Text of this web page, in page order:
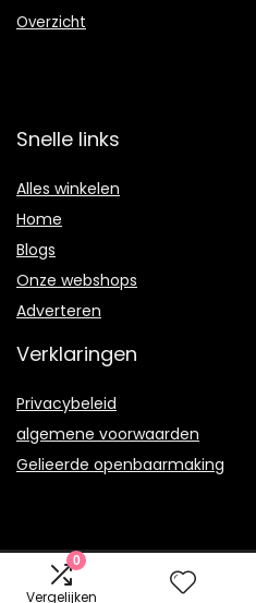
0
Vergelijken
Overzicht
Snelle links
Alles winkelen
Home
Blogs
Onze webshops
Adverteren
Verklaringen
Privacybeleid
algemene voorwaarden
Gelieerde openbaarmaking
2022 © Terrababy.nl Alle